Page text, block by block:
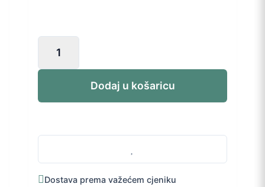
Serum
za
125
Dodaj u košaricu
Dostava prema važećem cjeniku